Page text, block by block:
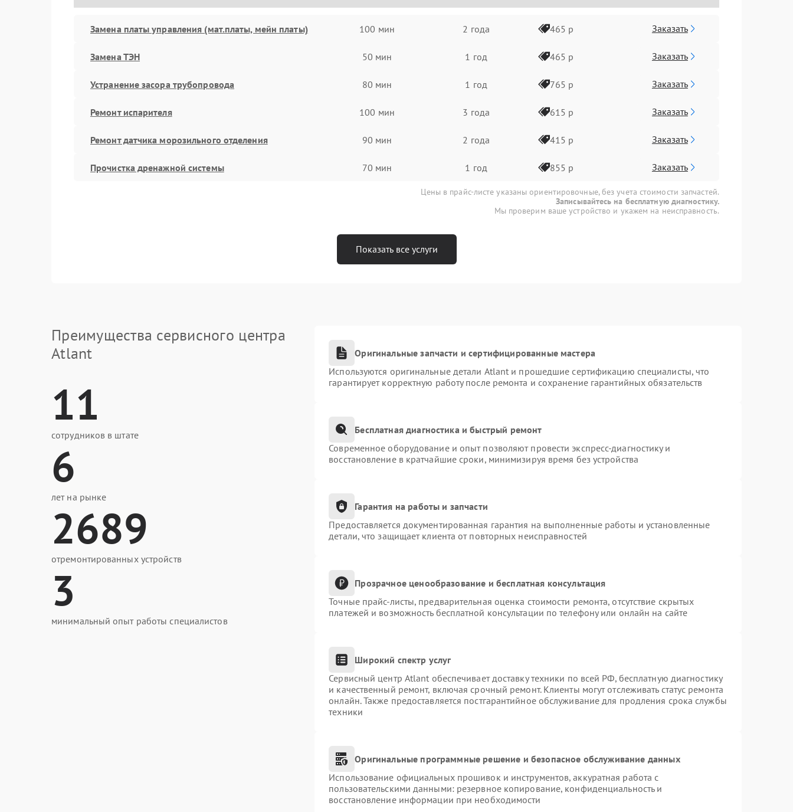
Замена платы управления (мат.платы, мейн платы) 100 мин 2 года 465 р Заказать
Замена ТЭН 50 мин 1 год 465 р Заказать
Устранение засора трубопровода 80 мин 1 год 765 р Заказать
Ремонт испарителя 100 мин 3 года 615 р Заказать
Ремонт датчика морозильного отделения 90 мин 2 года 415 р Заказать
Прочистка дренажной системы 70 мин 1 год 855 р Заказать
Цены в прайс-листе указаны ориентировочные, без учета стоимости запчастей.
Записывайтесь на бесплатную диагностику.
Мы проверим ваше устройство и укажем на неисправность.
Показать все услуги
Преимущества сервисного центра
Atlant
11
сотрудников в штате
6
лет на рынке
2689
отремонтированных устройств
3
минимальный опыт работы специалистов
Оригинальные запчасти и сертифицированные мастера
Используются оригинальные детали Atlant и прошедшие сертификацию специалисты, что
гарантирует корректную работу после ремонта и сохранение гарантийных обязательств
Бесплатная диагностика и быстрый ремонт
Современное оборудование и опыт позволяют провести экспресс-диагностику и
восстановление в кратчайшие сроки, минимизируя время без устройства
Гарантия на работы и запчасти
Предоставляется документированная гарантия на выполненные работы и установленные
детали, что защищает клиента от повторных неисправностей
Прозрачное ценообразование и бесплатная консультация
Точные прайс-листы, предварительная оценка стоимости ремонта, отсутствие скрытых
платежей и возможность бесплатной консультации по телефону или онлайн на сайте
Широкий спектр услуг
Сервисный центр Atlant обеспечивает доставку техники по всей РФ, бесплатную диагностику
и качественный ремонт, включая срочный ремонт. Клиенты могут отслеживать статус ремонта
онлайн. Также предоставляется постгарантийное обслуживание для продления срока службы
техники
Оригинальные программные решение и безопасное обслуживание данных
Использование официальных прошивок и инструментов, аккуратная работа с
пользовательскими данными: резервное копирование, конфиденциальность и
восстановление информации при необходимости